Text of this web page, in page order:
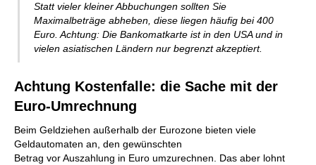
Statt vieler kleiner Abbuchungen sollten Sie
Maximalbeträge abheben, diese liegen häufig bei 400
Euro. Achtung: Die Bankomatkarte ist in den USA und in
vielen asiatischen Ländern nur begrenzt akzeptiert.
Achtung Kostenfalle: die Sache mit der
Euro-Umrechnung
Beim Geldziehen außerhalb der Eurozone bieten viele
Geldautomaten an, den gewünschten
Betrag vor Auszahlung in Euro umzurechnen. Das aber lohnt